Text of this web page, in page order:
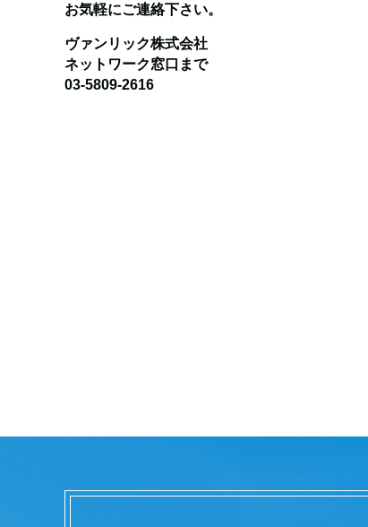
お気軽にご連絡下さい。
ヴァンリック株式会社
ネットワーク窓口まで
03-5809-2616